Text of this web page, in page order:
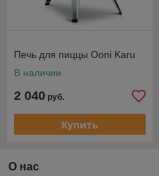
Печь для пиццы Ooni Karu
В наличии
2 040 руб.
Купить
О нас